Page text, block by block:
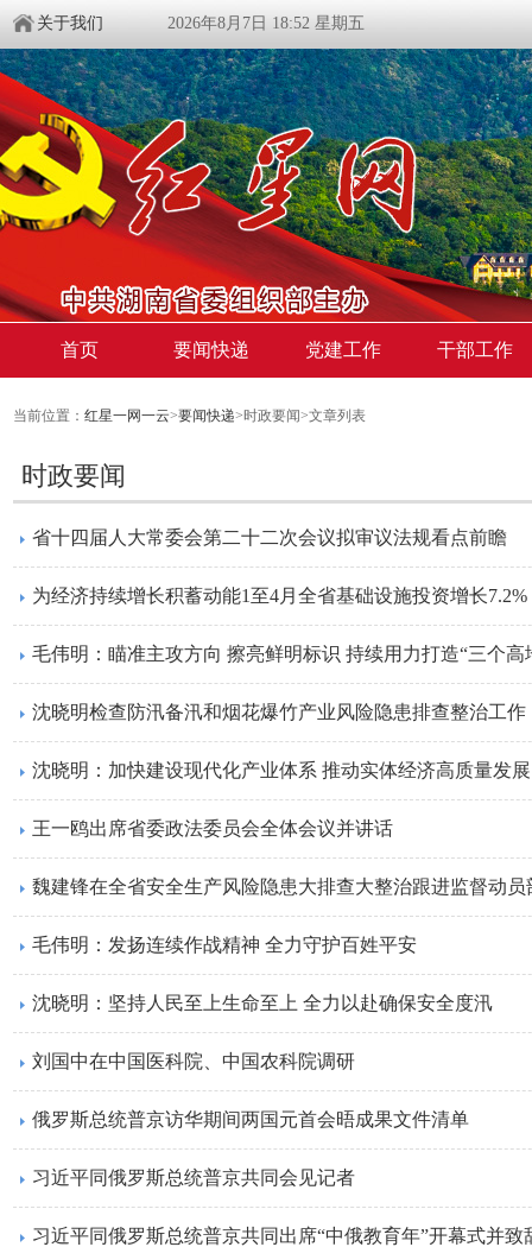
关于我们 2026年8月7日 18:52 星期五
首页 要闻快递 党建工作 干部工作
当前位置： 红星一网一云>要闻快递>时政要闻>文章列表
时政要闻
省十四届人大常委会第二十二次会议拟审议法规看点前瞻
​为经济持续增长积蓄动能1至4月全省基础设施投资增长7.2%
毛伟明：​瞄准主攻方向 擦亮鲜明标识 持续用力打造“三个高
​沈晓明检查防汛备汛和烟花爆竹产业风险隐患排查整治工作
沈晓明：加快建设现代化产业体系 推动实体经济高质量发展
王一鸥出席省委政法委员会全体会议并讲话
魏建锋在全省安全生产风险隐患大排查大整治跟进监督动员
毛伟明：发扬连续作战精神 全力守护百姓平安
沈晓明：坚持人民至上生命至上 全力以赴确保安全度汛
刘国中在中国医科院、中国农科院调研
俄罗斯总统普京访华期间两国元首会晤成果文件清单
习近平同俄罗斯总统普京共同会见记者
习近平同俄罗斯总统普京共同出席“中俄教育年”开幕式并致